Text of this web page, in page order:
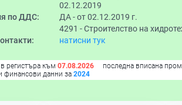
02.12.2019
по ДДС:
ДА - от 02.12.2019 г.
4291 -Строителство на
натисни тук
регистъра към 07.08.2026 последна вписана
финансови данни за 2024